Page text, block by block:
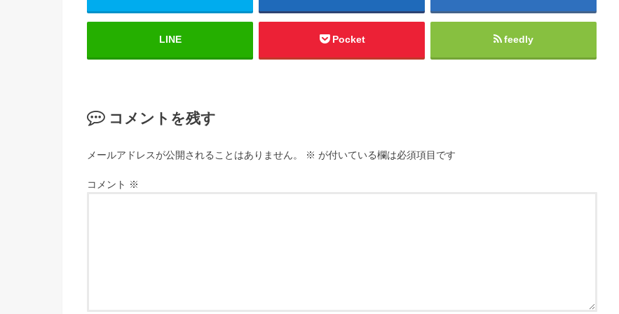
LINE Pocket feedly
コメントを残す
メールアドレスが公開されることはありません。 ※ が付いている欄は必須項目です
コメント ※